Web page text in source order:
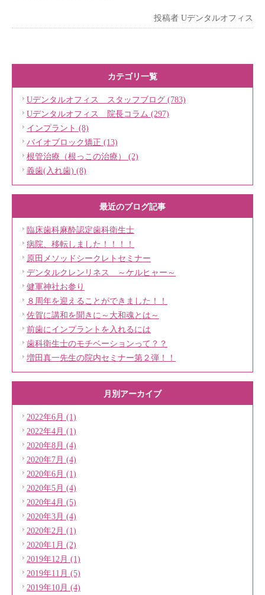
投稿者 Uデンタルオフィス
カテゴリ一覧
Uデンタルオフィス スタッフブログ (783)
Uデンタルオフィス 院長コラム (297)
インプラント (8)
バイオブロック矯正 (13)
根管治療（根っこの治療） (2)
義歯(入れ歯) (8)
最近のブログ記事
臨床歯科麻酔認定歯科衛生士
病院、移転しました！！！！
原田メソッドシークレトセミナー
デンタルクレンリネス ～ケルヒャー～
健軍神社お参り
８周年を迎えることができました！！
佐賀に講和を聞きに～大和魂とは～
前歯にインプラントを入れるには
歯科衛生士のモチベーションって？？
増田真一先生の院内セミナー第２弾！！
月別アーカイブ
2022年6月 (1)
2022年4月 (1)
2020年8月 (4)
2020年7月 (4)
2020年6月 (1)
2020年5月 (4)
2020年4月 (5)
2020年3月 (4)
2020年2月 (1)
2020年1月 (2)
2019年12月 (1)
2019年11月 (5)
2019年10月 (4)